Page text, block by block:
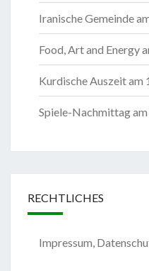
Iranische Gemeinde
Food, Art and Energy
Kurdische Auszeitam
Spiele-Nachmittag
RECHTLICHES
Impressum,